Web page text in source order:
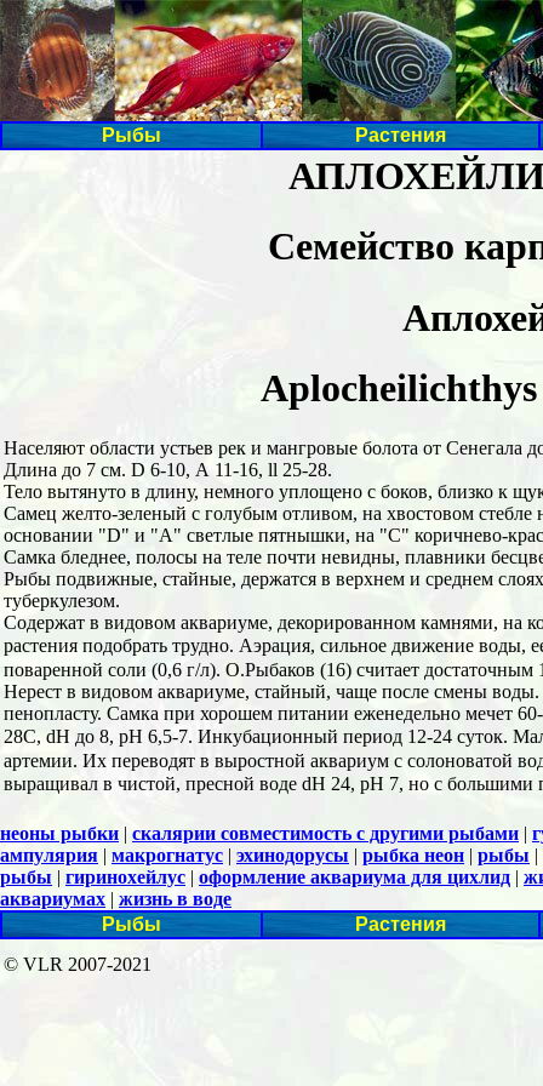
Рыбы Растения
Семейство
Населяют области устьев рек и мангровые болота от Сенегала
Длина до 7 см. D 6-10, А 11-16, ll 25-28.
Тело вытянуто в длину, немного уплощено с боков, близко к
Самец желто-зеленый с голубым отливом, на хвостовом
основании "D" и "А" светлые пятнышки, на "С" коричнево-
Самка бледнее, полосы на теле почти невидны, плавники
Рыбы подвижные, стайные, держатся в верхнем и среднем
туберкулезом.
Содержат в видовом аквариуме, декорированном камнями, на
растения подобрать трудно. Аэрация, сильное движение воды,
поваренной соли (0,6 г/л). О.Рыбаков (16) считает
Нерест в видовом аквариуме, стайный, чаще после смены
пенопласту. Самка при хорошем питании еженедельно мечет
28С, dH до 8, рН 6,5-7. Инкубационный период 12-24 суток.
артемии. Их переводят в выростной аквариум с солоноватой
выращивал в чистой, пресной воде dH 24, рН 7, но с большими
неоны рыбки | скалярии совместимость с другими рыбами |
ампулярия | макрогнатус | эхинодорусы | рыбка неон | рыбы |
рыбы | гиринохейлус | оформление аквариума для цихлид |
аквариумах | жизнь в воде
Рыбы
Растения
© VLR 2007-2021